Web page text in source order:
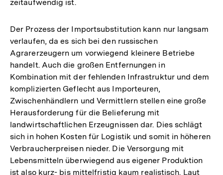
zeitaufwendig ist.
Der Prozess der Importsubstitution kann nur langsam
verlaufen, da es sich bei den russischen
Agrarerzeugern um vorwiegend kleinere Betriebe
handelt. Auch die großen Entfernungen in
Kombination mit der fehlenden Infrastruktur und dem
komplizierten Geflecht aus Importeuren,
Zwischenhändlern und Vermittlern stellen eine große
Herausforderung für die Belieferung mit
landwirtschaftlichen Erzeugnissen dar. Dies schlägt
sich in hohen Kosten für Logistik und somit in höheren
Verbraucherpreisen nieder. Die Versorgung mit
Lebensmitteln überwiegend aus eigener Produktion
ist also kurz- bis mittelfristig kaum realistisch. Laut